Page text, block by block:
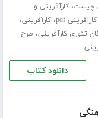
چیست،کارآفرینی و
کارآفرینی pdf ،کارآفرینی،
تئوری کارآفرینی، طرح
دانلود کتاب